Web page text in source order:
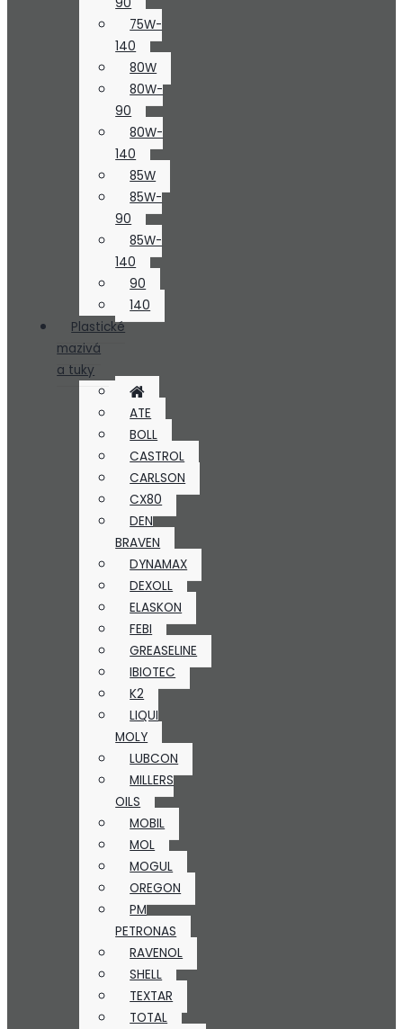
75W-
140
80W
80W-
90
80W-
140
85W
85W-
90
85W-
140
90
140
Plastické
mazivá
a tuky
ATE
BOLL
CASTROL
CARLSON
CX80
DEN
BRAVEN
DYNAMAX
DEXOLL
ELASKON
FEBI
GREASELINE
IBIOTEC
K2
LIQUI
MOLY
LUBCON
MILLERS
OILS
MOBIL
MOL
MOGUL
OREGON
PM
PETRONAS
RAVENOL
SHELL
TEXTAR
TOTAL